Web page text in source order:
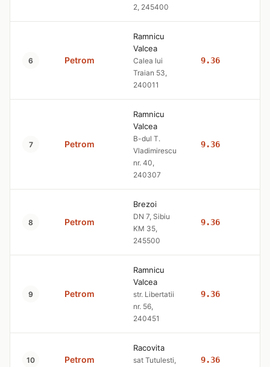
2, 245400
6 Petrom
Ramnicu
Valcea
Calea lui
Traian 53,
240011
9.36
7 Petrom
Ramnicu
Valcea
B-dul T.
Vladimirescu
nr. 40,
240307
9.36
8 Petrom
Brezoi
DN 7, Sibiu
KM 35,
245500
9.36
9 Petrom
Ramnicu
Valcea
str. Libertatii
nr. 56,
240451
9.36
10 Petrom
Racovita
sat Tutulesti,
9.36